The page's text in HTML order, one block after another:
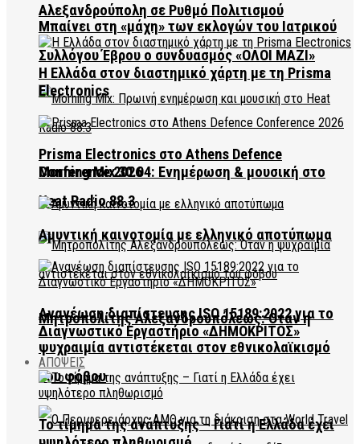
Μπαίνει στη «μάχη» των εκλογών του Ιατρικού
Συλλόγου Έβρου ο συνδυασμός «ΟΛΟΙ ΜΑΖΙ»
Morning Mix 30.04: Ενημέρωση & μουσική στο
Heat Radio 88.3
Μητροπολίτης Αλεξανδρουπόλεως: Όταν η
ψυχραιμία αντιστέκεται στον εθνικολαϊκισμό
του φόβου
Αλεξανδρούπολη σε Ρυθμό Πολιτισμού
Η Ελλάδα στον διαστημικό χάρτη με τη Prisma
Electronics
Prisma Electronics στο Athens Defence
Conference 2026
Αμυντική καινοτομία με ελληνικό αποτύπωμα
Ανανέωση διαπίστευσης ISO 15189:2022 για το
Διαγνωστικό Εργαστήριο «ΔΗΜΟΚΡΙΤΟΣ»
ΑΠΟΨΕΙΣ
Το τίμημα της ανάπτυξης – Γιατί η Ελλάδα έχει